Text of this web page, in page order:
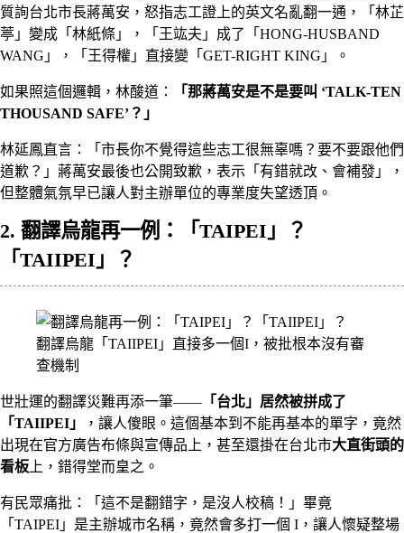
質詢台北市長蔣萬安，怒指志工證上的英文名亂翻一通，「林芷
葶」變成「林紙條」，「王竑夫」成了「HONG-HUSBAND
WANG」，「王得權」直接變「GET-RIGHT KING」。
如果照這個邏輯，林酸道：
「那蔣萬安是不是要叫 ‘TALK-TEN
THOUSAND SAFE’？」
林延鳳直言：「市長你不覺得這些志工很無辜嗎？要不要跟他們
道歉？」蔣萬安最後也公開致歉，表示「有錯就改、會補發」，
但整體氣氛早已讓人對主辦單位的專業度失望透頂。
2. 翻譯烏龍再一例：「TAIPEI」？
「TAIIPEI」？
翻譯烏龍「TAIIPEI」直接多一個I，被批根本沒有審
查機制
世壯運的翻譯災難再添一筆—— 「台北」居然被拼成了
「TAIIPEI」
，讓人傻眼。這個基本到不能再基本的單字，竟然
出現在官方廣告布條與宣傳品上，甚至還掛在台北市大直街頭的
看板 上，錯得堂而皇之。
有民眾痛批：「這不是翻錯字，是沒人校稿！」畢竟
「TAIPEI」是主辦城市名稱，竟然會多打一個 I，讓人懷疑整場